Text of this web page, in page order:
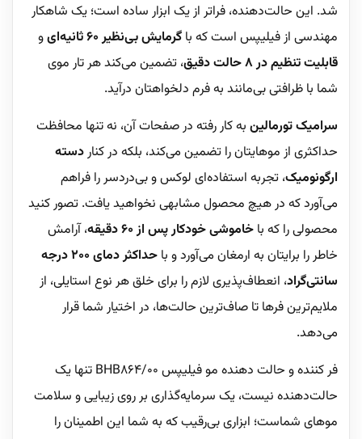
شد. این حالت‌دهنده، فراتر از یک ابزار ساده است؛ یک شاهکار
مهندسی از فیلیپس است که با گرمایش بی‌نظیر 60 ثانیه‌ای
و
قابلیت تنظیم در 8 حالت دقیق
، تضمین می‌کند هر تار موی
شما با ظرافتی بی‌مانند به فرم دلخواهتان درآید.
سرامیک تورمالین به کار رفته در صفحات آن، نه تنها محافظت
حداکثری از موهایتان را تضمین می‌کند، بلکه در کناردسته
ارگونومیک، تجربه استفاده‌ای لوکس و بی‌دردسر را فراهم
می‌آورد که در هیچ محصول مشابهی نخواهید یافت. تصور کنید
محصولی را که با خاموشی خودکار پس از 60 دقیقه
، آرامش
خاطر را برایتان به ارمغان می‌آورد و با
حداکثر دمای 200 درجه
سانتی‌گراد، انعطاف‌پذیری لازم را برای خلق هر نوع استایلی، از
ملایم‌ترین فرها تا صاف‌ترین حالت‌ها، در اختیار شما قرار
می‌دهد.
فر کننده و حالت دهنده مو فیلیپس BHB864/00 تنها یک
حالت‌دهنده نیست، یک سرمایه‌گذاری بر روی زیبایی و سلامت
موهای شماست؛ ابزاری بی‌رقیب که به شما این اطمینان را